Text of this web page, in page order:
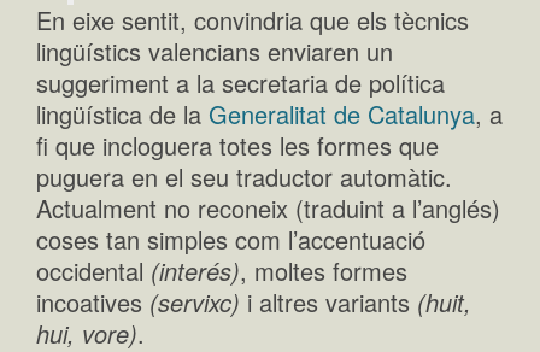
En eixe sentit, convindria que els tècnics
lingüístics valencians enviaren un
suggeriment a la secretaria de política
lingüística de la Generalitat de Catalunya, a
fi que incloguera totes les formes que
puguera en el seu traductor automàtic.
Actualment no reconeix (traduint a l’anglés)
coses tan simples com l’accentuació
occidental (interés), moltes formes
incoatives (servixc) i altres variants (huit,
hui, vore).